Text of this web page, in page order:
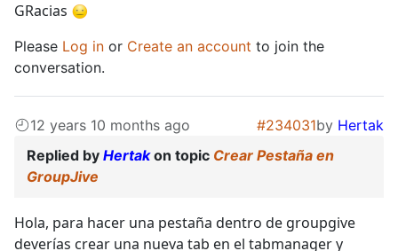
GRacias
Please Log in or Create an account to join the
conversation.
12 years 10 months ago #234031by Hertak
Replied by Hertakon topic Crear Pestaña en
GroupJive
Hola, para hacer una pestaña dentro de groupgive
deverías crear una nueva tab en el tabmanager y